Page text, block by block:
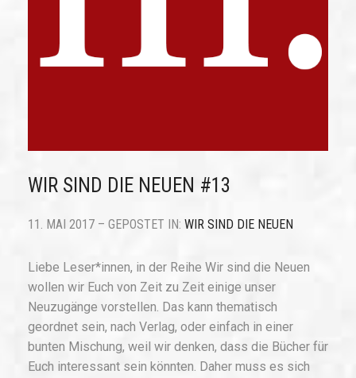
WIR SIND DIE NEUEN #13
11. MAI 2017 – GEPOSTET IN: WIR SIND DIE NEUEN
Liebe Leser*innen, in der Reihe Wir sind die Neuen
wollen wir Euch von Zeit zu Zeit einige unser
Neuzugänge vorstellen. Das kann thematisch
geordnet sein, nach Verlag, oder einfach in einer
bunten Mischung, weil wir denken, dass die Bücher für
Euch interessant sein könnten. Daher muss es sich